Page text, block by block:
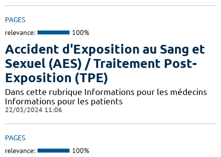
PAGES
relevance: 100%
Accident d'Exposition au Sang et
Sexuel (AES) / Traitement Post-
Exposition (TPE)
Dans cette rubrique Informations pour les médecins
Informations pour les patients
22/03/2024 11:06
PAGES
relevance: 100%